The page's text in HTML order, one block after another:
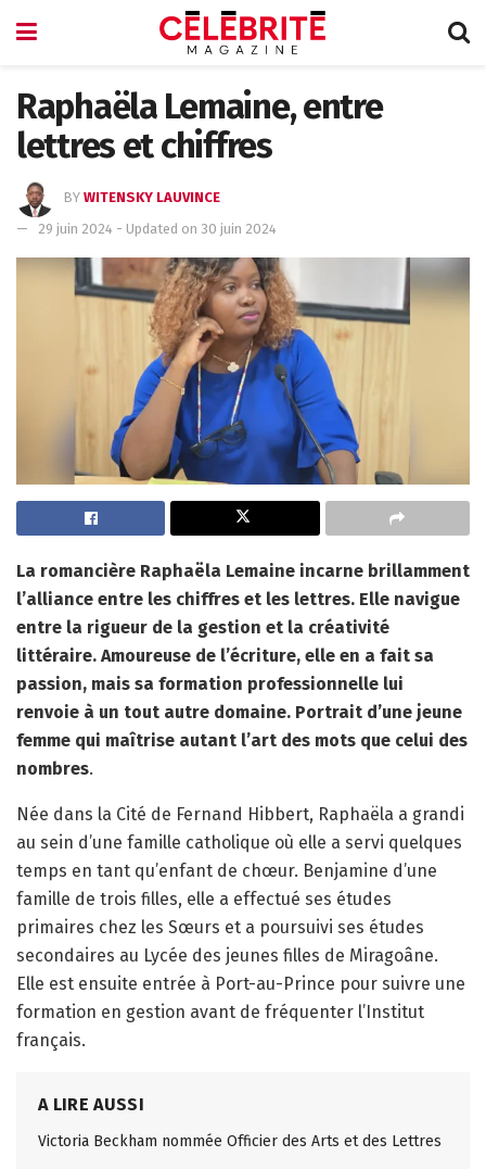
Raphaëla Lemaine, entre
lettres et chiffres
BY WITENSKY LAUVINCE
29 juin 2024 - Updated on 30 juin 2024
La romancière Raphaëla Lemaine incarne brillamment
l’alliance entre les chiffres et les lettres. Elle navigue
entre la rigueur de la gestion et la créativité
littéraire. Amoureuse de l’écriture, elle en a fait sa
passion, mais sa formation professionnelle lui
renvoie à un tout autre domaine. Portrait d’une jeune
femme qui maîtrise autant l’art des mots que celui des
nombres.
Née dans la Cité de Fernand Hibbert, Raphaëla a grandi
au sein d’une famille catholique où elle a servi quelques
temps en tant qu’enfant de chœur. Benjamine d’une
famille de trois filles, elle a effectué ses études
primaires chez les Sœurs et a poursuivi ses études
secondaires au Lycée des jeunes filles de Miragoâne.
Elle est ensuite entrée à Port-au-Prince pour suivre une
formation en gestion avant de fréquenter l’Institut
français.
A LIRE AUSSI
Victoria Beckham nommée Officier des Arts et des Lettres